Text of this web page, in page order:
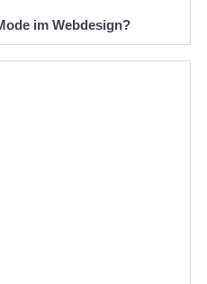
im Webdesign?